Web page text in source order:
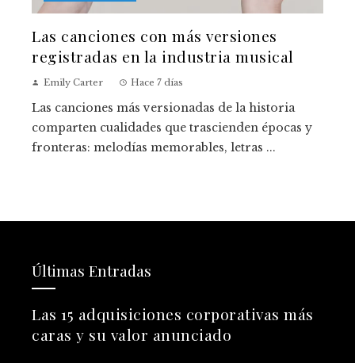
Las canciones con más versiones
registradas en la industria musical
Emily Carter Hace 7 días
Las canciones más versionadas de la historia
comparten cualidades que trascienden épocas y
fronteras: melodías memorables, letras ...
Últimas Entradas
Las 15 adquisiciones corporativas más
caras y su valor anunciado